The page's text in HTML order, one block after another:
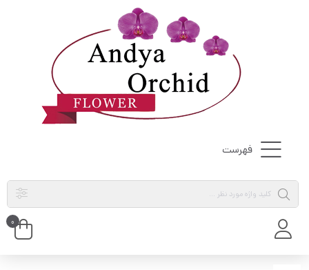
فهرست
0